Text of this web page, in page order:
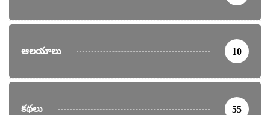
ఆలయాలు 10
కథలు 55